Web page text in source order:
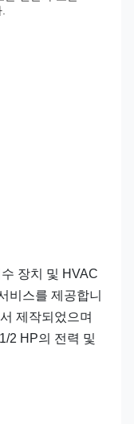
장치 및 HVAC
비스를 제공합니
제작되었으며
2 HP의 전력 및